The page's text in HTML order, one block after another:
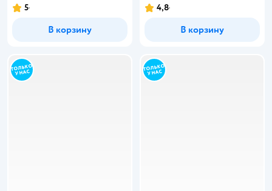
5
В корзину
4,8
В корзину